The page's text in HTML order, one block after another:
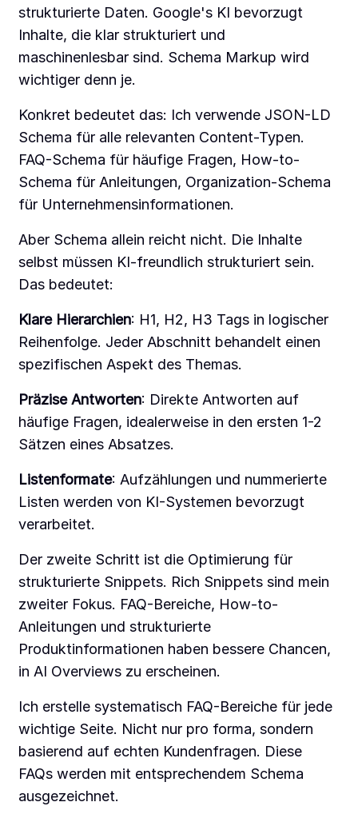
strukturierte Daten. Google's KI bevorzugt
Inhalte, die klar strukturiert und
maschinenlesbar sind. Schema Markup wird
wichtiger denn je.
Konkret bedeutet das: Ich verwende JSON-LD
Schema für alle relevanten Content-Typen.
FAQ-Schema für häufige Fragen, How-to-
Schema für Anleitungen, Organization-Schema
für Unternehmensinformationen.
Aber Schema allein reicht nicht. Die Inhalte
selbst müssen KI-freundlich strukturiert sein.
Das bedeutet:
Klare Hierarchien: H1, H2, H3 Tags in logischer
Reihenfolge. Jeder Abschnitt behandelt einen
spezifischen Aspekt des Themas.
Präzise Antworten: Direkte Antworten auf
häufige Fragen, idealerweise in den ersten 1-2
Sätzen eines Absatzes.
Listenformate: Aufzählungen und nummerierte
Listen werden von KI-Systemen bevorzugt
verarbeitet.
Der zweite Schritt ist die Optimierung für
strukturierte Snippets. Rich Snippets sind mein
zweiter Fokus. FAQ-Bereiche, How-to-
Anleitungen und strukturierte
Produktinformationen haben bessere Chancen,
in AI Overviews zu erscheinen.
Ich erstelle systematisch FAQ-Bereiche für jede
wichtige Seite. Nicht nur pro forma, sondern
basierend auf echten Kundenfragen. Diese
FAQs werden mit entsprechendem Schema
ausgezeichnet.